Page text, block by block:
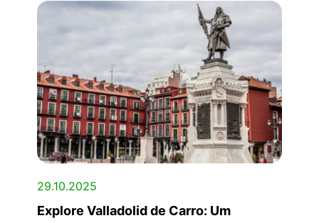
29.10.2025
Explore Valladolid de Carro: Um